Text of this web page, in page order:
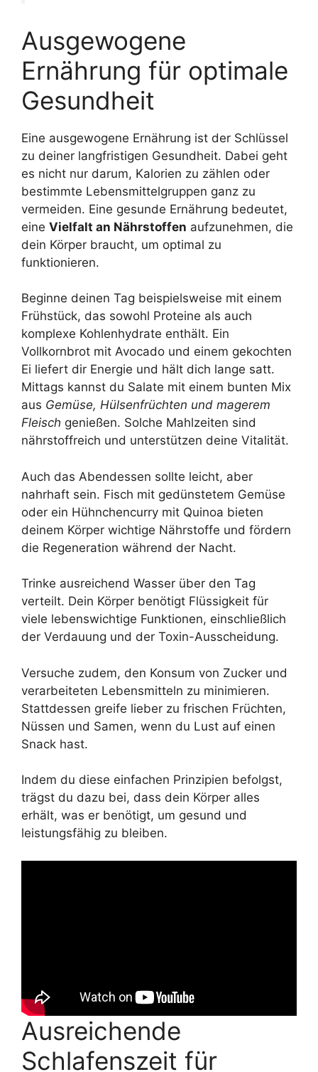
Ausgewogene
Ernährung für optimale
Gesundheit
Eine ausgewogene Ernährung ist der Schlüssel
zu deiner langfristigen Gesundheit. Dabei geht
es nicht nur darum, Kalorien zu zählen oder
bestimmte Lebensmittelgruppen ganz zu
vermeiden. Eine gesunde Ernährung bedeutet,
eine Vielfalt an Nährstoffen aufzunehmen, die
dein Körper braucht, um optimal zu
funktionieren.
Beginne deinen Tag beispielsweise mit einem
Frühstück, das sowohl Proteine als auch
komplexe Kohlenhydrate enthält. Ein
Vollkornbrot mit Avocado und einem gekochten
Ei liefert dir Energie und hält dich lange satt.
Mittags kannst du Salate mit einem bunten Mix
aus Gemüse, Hülsenfrüchten und magerem
Fleisch genießen. Solche Mahlzeiten sind
nährstoffreich und unterstützen deine Vitalität.
Auch das Abendessen sollte leicht, aber
nahrhaft sein. Fisch mit gedünstetem Gemüse
oder ein Hühnchencurry mit Quinoa bieten
deinem Körper wichtige Nährstoffe und fördern
die Regeneration während der Nacht.
Trinke ausreichend Wasser über den Tag
verteilt. Dein Körper benötigt Flüssigkeit für
viele lebenswichtige Funktionen, einschließlich
der Verdauung und der Toxin-Ausscheidung.
Versuche zudem, den Konsum von Zucker und
verarbeiteten Lebensmitteln zu minimieren.
Stattdessen greife lieber zu frischen Früchten,
Nüssen und Samen, wenn du Lust auf einen
Snack hast.
Indem du diese einfachen Prinzipien befolgst,
trägst du dazu bei, dass dein Körper alles
erhält, was er benötigt, um gesund und
leistungsfähig zu bleiben.
Ausreichende
Schlafenszeit für